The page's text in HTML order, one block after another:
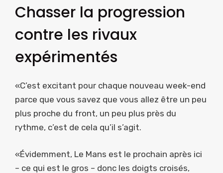
Chasser la progression
contre les rivaux
expérimentés
«C’est excitant pour chaque nouveau week-end
parce que vous savez que vous allez être un peu
plus proche du front, un peu plus près du
rythme, c’est de cela qu’il s’agit.
«Évidemment, Le Mans est le prochain après ici
– ce qui est le gros – donc les doigts croisés,